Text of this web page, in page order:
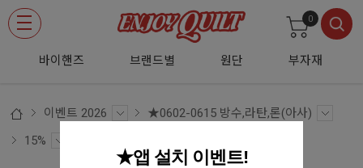
바이핸즈 브랜드별 원단 부자재
0
이벤트 2026
★0602-0615 방수,라탄,론(아사)
15%
★앱 설치 이벤트!